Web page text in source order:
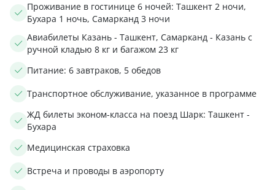
Проживание в гостинице 6 ночей: Ташкент 2 ночи,
Бухара 1 ночь, Самарканд 3 ночи
Авиабилеты Казань - Ташкент, Самарканд - Казань с
ручной кладью 8 кг и багажом 23 кг
Питание: 6 завтраков, 5 обедов
Транспортное обслуживание, указанное в программе
ЖД билеты эконом-класса на поезд Шарк: Ташкент -
Бухара
Медицинская страховка
Встреча и проводы в аэропорту